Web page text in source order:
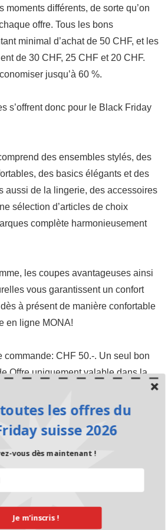
moments différents, de sorte qu’on
offre. Tous les bons
minimal d’achat de 50 CHF, et les
de 30 CHF, 25 CHF et 20 CHF.
jusqu’à 60 %.
s’offrent donc pour le Black Friday
des ensembles stylés, des
des basics élégants et des
aussi de la lingerie, des accessoires
sélection d’articles de choix
complète harmonieusement
les coupes avantageuses ainsi
vous garantissent un confort
à présent de manière confortable
en ligne MONA!
commande: CHF 50.-. Un seul bon
uniquement valable dans la
Je m’inscris !
les offres du
suisse 2026
vous dès maintenant !